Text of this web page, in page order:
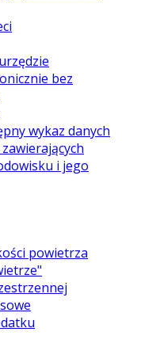
bez
wykaz danych
i jego
powietrza